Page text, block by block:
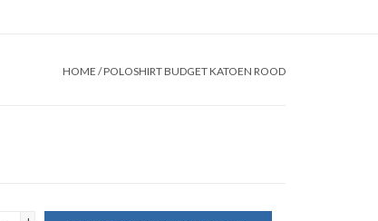
HOME /POLOSHIRT BUDGET KATOEN ROOD